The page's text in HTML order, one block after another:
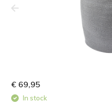
€ 69,95
In stock